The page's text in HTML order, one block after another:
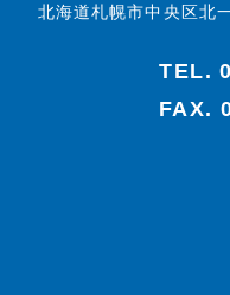
北海道札幌市中央区北
TEL.
FAX.